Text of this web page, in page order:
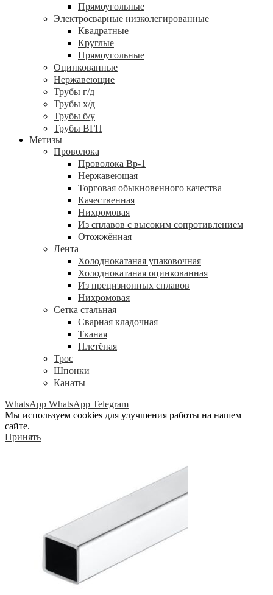
Прямоугольные
Электросварные низколегированные
Квадратные
Круглые
Прямоугольные
Оцинкованные
Нержавеющие
Трубы г/д
Трубы х/д
Трубы б/у
Трубы ВГП
Метизы
Проволока
Проволока Вр-1
Нержавеющая
Торговая обыкновенного качества
Качественная
Нихромовая
Из сплавов с высоким сопротивлением
Отожжённая
Лента
Холоднокатаная упаковочная
Холоднокатаная оцинкованная
Из прецизионных сплавов
Нихромовая
Сетка стальная
Сварная кладочная
Тканая
Плетёная
Трос
Шпонки
Канаты
WhatsApp WhatsApp Telegram
Мы используем cookies для улучшения работы на нашем
сайте.
Принять